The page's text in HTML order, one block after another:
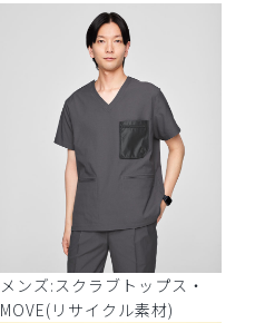
メンズ:スクラブトップス・
MOVE(リサイクル素材)